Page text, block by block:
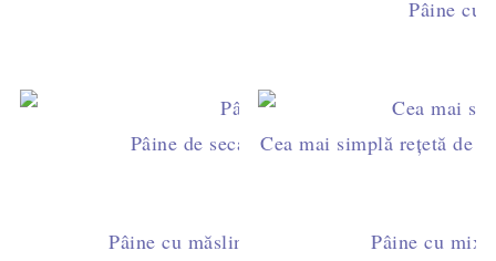
Pâine cu
Pâine de secară cu chimen negru (cu
Cea mai simplă reţetă de
Pâine cu măsline Kalamata şi busuioc (cu
Pâine cu mix